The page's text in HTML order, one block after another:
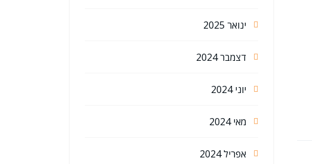
ינואר 2025
דצמבר 2024
יוני 2024
מאי 2024
אפריל 2024